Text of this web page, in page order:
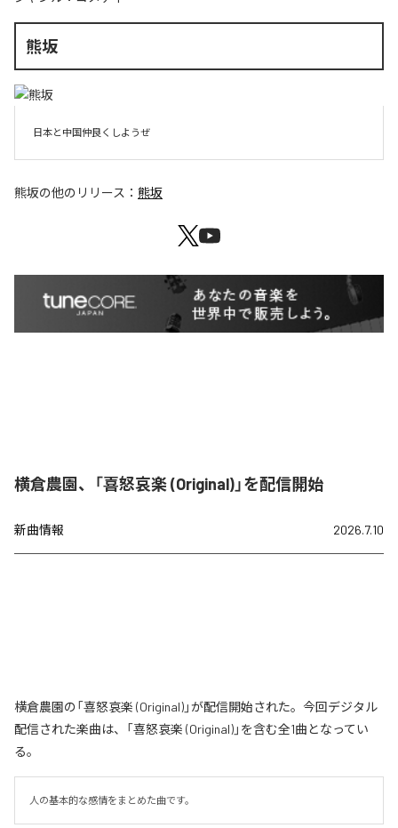
熊坂
日本と中国仲良くしようぜ
熊坂の他のリリース： 熊坂
横倉農園、「喜怒哀楽 (Original)」を配信開始
新曲情報 2026.7.10
横倉農園の「喜怒哀楽 (Original)」が配信開始された。今回デジタル
配信された楽曲は、「喜怒哀楽 (Original)」を含む全1曲となってい
る。
人の基本的な感情をまとめた曲です。